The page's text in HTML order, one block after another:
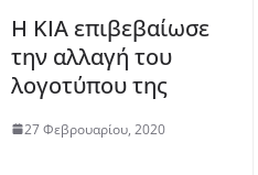
Η KIA επιβεβαίωσε
την αλλαγή του
λογοτύπου της
27 Φεβρουαρίου, 2020